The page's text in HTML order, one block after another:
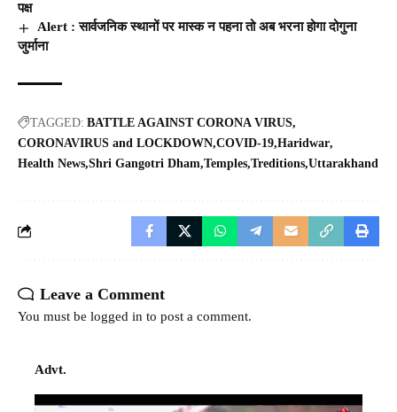
पक्ष
Alert : सार्वजनिक स्थानों पर मास्क न पहना तो अब भरना होगा दोगुना
जुर्माना
TAGGED: BATTLE AGAINST CORONA VIRUS
CORONAVIRUS and LOCKDOWN COVID-19 Haridwar
Health News Shri Gangotri Dham Temples Treditions Uttarakhand
Leave a Comment
You must be logged in to post a comment.
Advt.
Video